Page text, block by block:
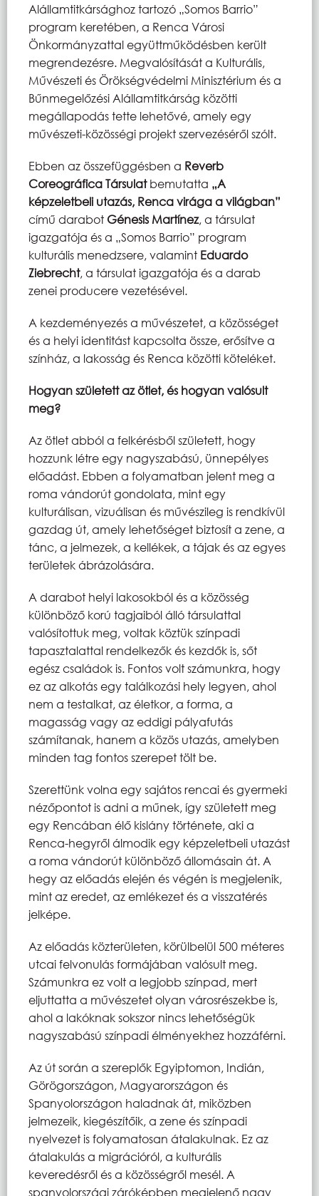
Alállamtitkársághoz tartozó „Somos Barrio”
program keretében, a Renca Városi
Önkormányzattal együttműködésben került
megrendezésre. Megvalósítását a Kulturális,
Művészeti és Örökségvédelmi Minisztérium és a
Bűnmegelőzési Alállamtitkárság közötti
megállapodás tette lehetővé, amely egy
művészeti-közösségi projekt szervezéséről szólt.
Ebben az összefüggésben a Reverb
Coreográfica Társulatbemutatta „A
képzeletbeli utazás, Renca virága a világban”
című darabot Génesis Martínez, a társulat
igazgatója és a „Somos Barrio” program
kulturális menedzsere, valamint Eduardo
Ziebrecht, a társulat igazgatója és a darab
zenei producere vezetésével.
A kezdeményezés a művészetet, a közösséget
és a helyi identitást kapcsolta össze, erősítve a
színház, a lakosság és Renca közötti köteléket.
Hogyan született az ötlet, és hogyan valósult
meg?
Az ötlet abból a felkérésből született, hogy
hozzunk létre egy nagyszabású, ünnepélyes
előadást. Ebben a folyamatban jelent meg a
roma vándorút gondolata, mint egy
kulturálisan, vizuálisan és művészileg is rendkívül
gazdag út, amely lehetőséget biztosít a zene, a
tánc, a jelmezek, a kellékek, a tájak és az egyes
területek ábrázolására.
A darabot helyi lakosokból és a közösség
különböző korú tagjaiból álló társulattal
valósítottuk meg, voltak köztük színpadi
tapasztalattal rendelkezők és kezdők is, sőt
egész családok is. Fontos volt számunkra, hogy
ez az alkotás egy találkozási hely legyen, ahol
nem a testalkat, az életkor, a forma, a
magasság vagy az eddigi pályafutás
számítanak, hanem a közös utazás, amelyben
minden tag fontos szerepet tölt be.
Szerettünk volna egy sajátos rencai és gyermeki
nézőpontot is adni a műnek, így született meg
egy Rencában élő kislány története, aki a
Renca-hegyről álmodik egy képzeletbeli utazást
a roma vándorút különböző állomásain át. A
hegy az előadás elején és végén is megjelenik,
mint az eredet, az emlékezet és a visszatérés
jelképe.
Az előadás közterületen, körülbelül 500 méteres
utcai felvonulás formájában valósult meg.
Számunkra ez volt a legjobb színpad, mert
eljuttatta a művészetet olyan városrészekbe is,
ahol a lakóknak sokszor nincs lehetőségük
nagyszabású színpadi élményekhez hozzáférni.
Az út során a szereplők Egyiptomon, Indián,
Görögországon, Magyarországon és
Spanyolországon haladnak át, miközben
jelmezeik, kiegészítőik, a zene és színpadi
nyelvezet is folyamatosan átalakulnak. Ez az
átalakulás a migrációról, a kulturális
keveredésről és a közösségről mesél. A
spanyolországi záróképben megjelenő nagy